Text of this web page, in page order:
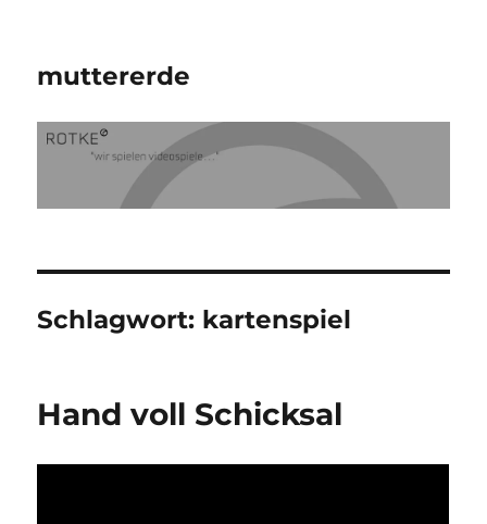
muttererde
Schlagwort: kartenspiel
Hand voll Schicksal